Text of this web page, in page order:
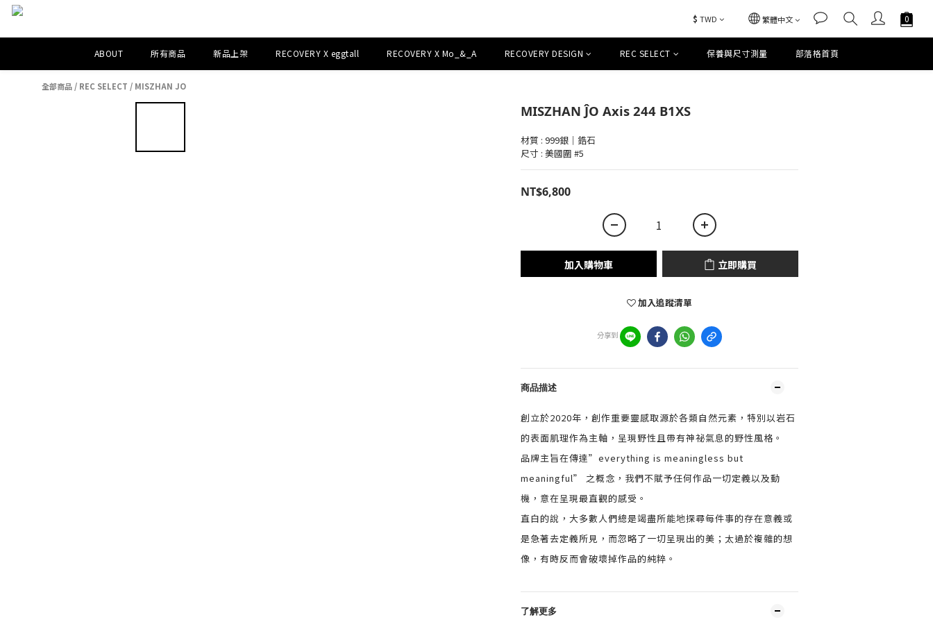
$ TWD 繁體中文
ABOUT 所有商品 新品上架 RECOVERY X eggtall RECOVERY X Mo_&_A RECOVERY DESIGN REC SELECT 保養與尺寸測量 部落格首頁
全部商品 / REC SELECT / MISZHAN JO
MISZHAN ĴO Axis 244 B1XS
材質 : 999銀｜鋯石
尺寸 : 美國圍 #5
NT$6,800
加入購物車 立即購買
加入追蹤清單
分享到
商品描述
創立於2020年，創作重要靈感取源於各類自然元素，特別以岩石
的表面肌理作為主軸，呈現野性且帶有神祕氣息的野性風格。
品牌主旨在傳達”everything is meaningless but
meaningful” 之概念，我們不賦予任何作品一切定義以及動
機，意在呈現最直觀的感受。
直白的說，大多數人們總是竭盡所能地探尋每件事的存在意義或
是急著去定義所見，而忽略了一切呈現出的美；太過於複雜的想
像，有時反而會破壞掉作品的純粹。
了解更多